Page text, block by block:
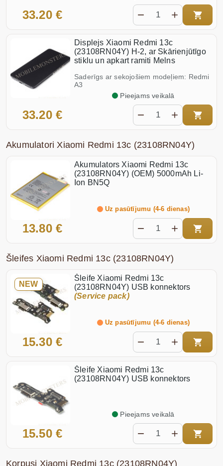
33.20 €
Displejs Xiaomi Redmi 13c
(23108RN04Y) H-2, ar Skārienjūtīgo
stiklu un apkart ramiti Melns
Saderīgs ar sekojošiem modeļiem: Redmi
A3
33.20 €
Pieejams veikalā
Akumulatori Xiaomi Redmi 13c (23108RN04Y)
Akumulators Xiaomi Redmi 13c
(23108RN04Y) (OEM) 5000mAh Li-
Ion BN5Q
13.80 €
Uz pasūtījumu (4-6 dienas)
Šleifes Xiaomi Redmi 13c (23108RN04Y)
NEW
Šleife Xiaomi Redmi 13c
(23108RN04Y) USB konnektors
(Service pack)
15.30 €
Uz pasūtījumu (4-6 dienas)
Šleife Xiaomi Redmi 13c
(23108RN04Y) USB konnektors
15.50 €
Pieejams veikalā
Korpusi Xiaomi Redmi 13c (23108RN04Y)